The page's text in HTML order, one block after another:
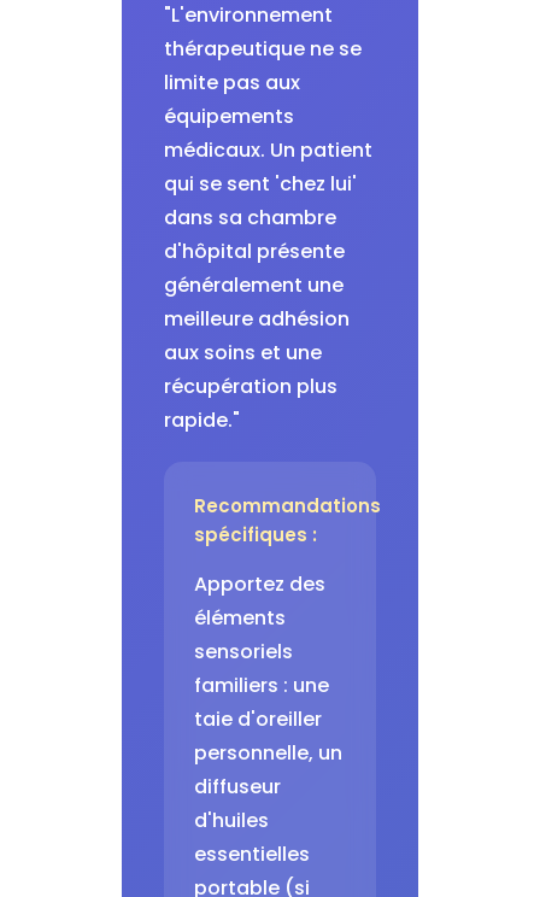
"L'environnement
thérapeutique ne se
limite pas aux
équipements
médicaux. Un patient
qui se sent 'chez lui'
dans sa chambre
d'hôpital présente
généralement une
meilleure adhésion
aux soins et une
récupération plus
rapide."
Recommandations
spécifiques :
Apportez des
éléments
sensoriels
familiers : une
taie d'oreiller
personnelle, un
diffuseur
d'huiles
essentielles
portable (si